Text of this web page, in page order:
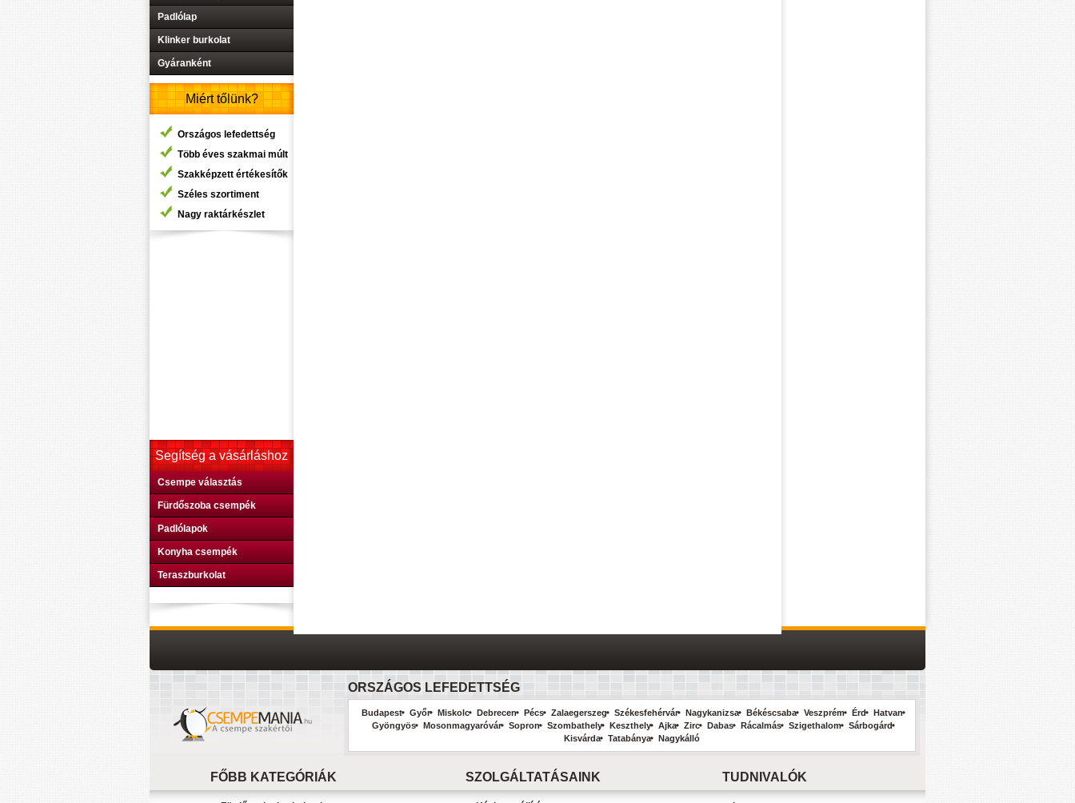
Padlólap
Klinker burkolat
Gyáranként
Miért tőlünk?
Országos lefedettség
Több éves szakmai múlt
Szakképzett értékesítők
Széles szortiment
Nagy raktárkészlet
Segítség a vásárláshoz
Csempe választás
Fürdőszoba csempék
Padlólapok
Konyha csempék
Teraszburkolat
ORSZÁGOS LEFEDETTSÉG
Budapest Győr Miskolc Debrecen Pécs Zalaegerszeg Székesfehérvár Nagykanizsa Békéscsaba Veszprém Érd
Hatvan
Gyöngyös
Mosonmagyaróvár Sopron Szombathely Keszthely Ajka Zirc Dabas Rácalmás Szigethalom
Sárbogárd
Kisvárda
Tatabánya Nagykálló
FŐBB KATEGÓRIÁK SZOLGÁLTATÁSAINK TUDNIVALÓK